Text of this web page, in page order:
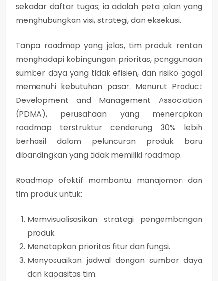
sekadar daftar tugas; ia adalah peta jalan yang
menghubungkan visi, strategi, dan eksekusi.
Tanpa roadmap yang jelas, tim produk rentan
menghadapi kebingungan prioritas, penggunaan
sumber daya yang tidak efisien, dan risiko gagal
memenuhi kebutuhan pasar. Menurut Product
Development and Management Association
(PDMA), perusahaan yang menerapkan
roadmap terstruktur cenderung 30% lebih
berhasil dalam peluncuran produk baru
dibandingkan yang tidak memiliki roadmap.
Roadmap efektif membantu manajemen dan
tim produk untuk:
Memvisualisasikan strategi pengembangan
produk.
Menetapkan prioritas fitur dan fungsi.
Menyesuaikan jadwal dengan sumber daya
dan kapasitas tim.